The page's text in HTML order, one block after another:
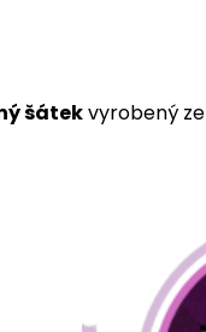
šátekvyrobený ze